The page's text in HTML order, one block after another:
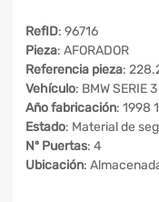
RefID: 96716
Pieza: AFORADOR
Referencia pieza:
Vehículo: BMW SERIE
Año fabricación: 1998
Estado: Material de
Nº Puertas: 4
Ubicación: